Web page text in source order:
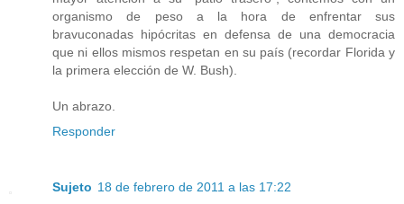
organismo de peso a la hora de enfrentar sus
bravuconadas hipócritas en defensa de una democracia
que ni ellos mismos respetan en su país (recordar Florida y
la primera elección de W. Bush).
Un abrazo.
Responder
Sujeto 18 de febrero de 2011 a las 17:22